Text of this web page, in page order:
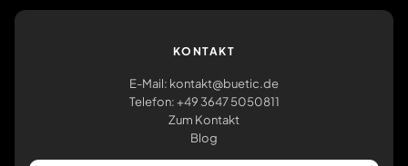
KONTAKT
E-Mail: kontakt@buetic.de
Telefon: +49 3647 5050811
Zum Kontakt
Blog